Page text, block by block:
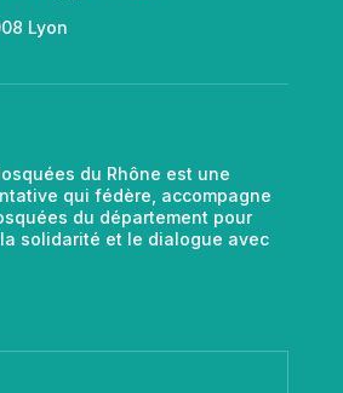
Lyon
du Rhône est une
qui fédère, accompagne
du département pour
solidarité et le dialogue avec